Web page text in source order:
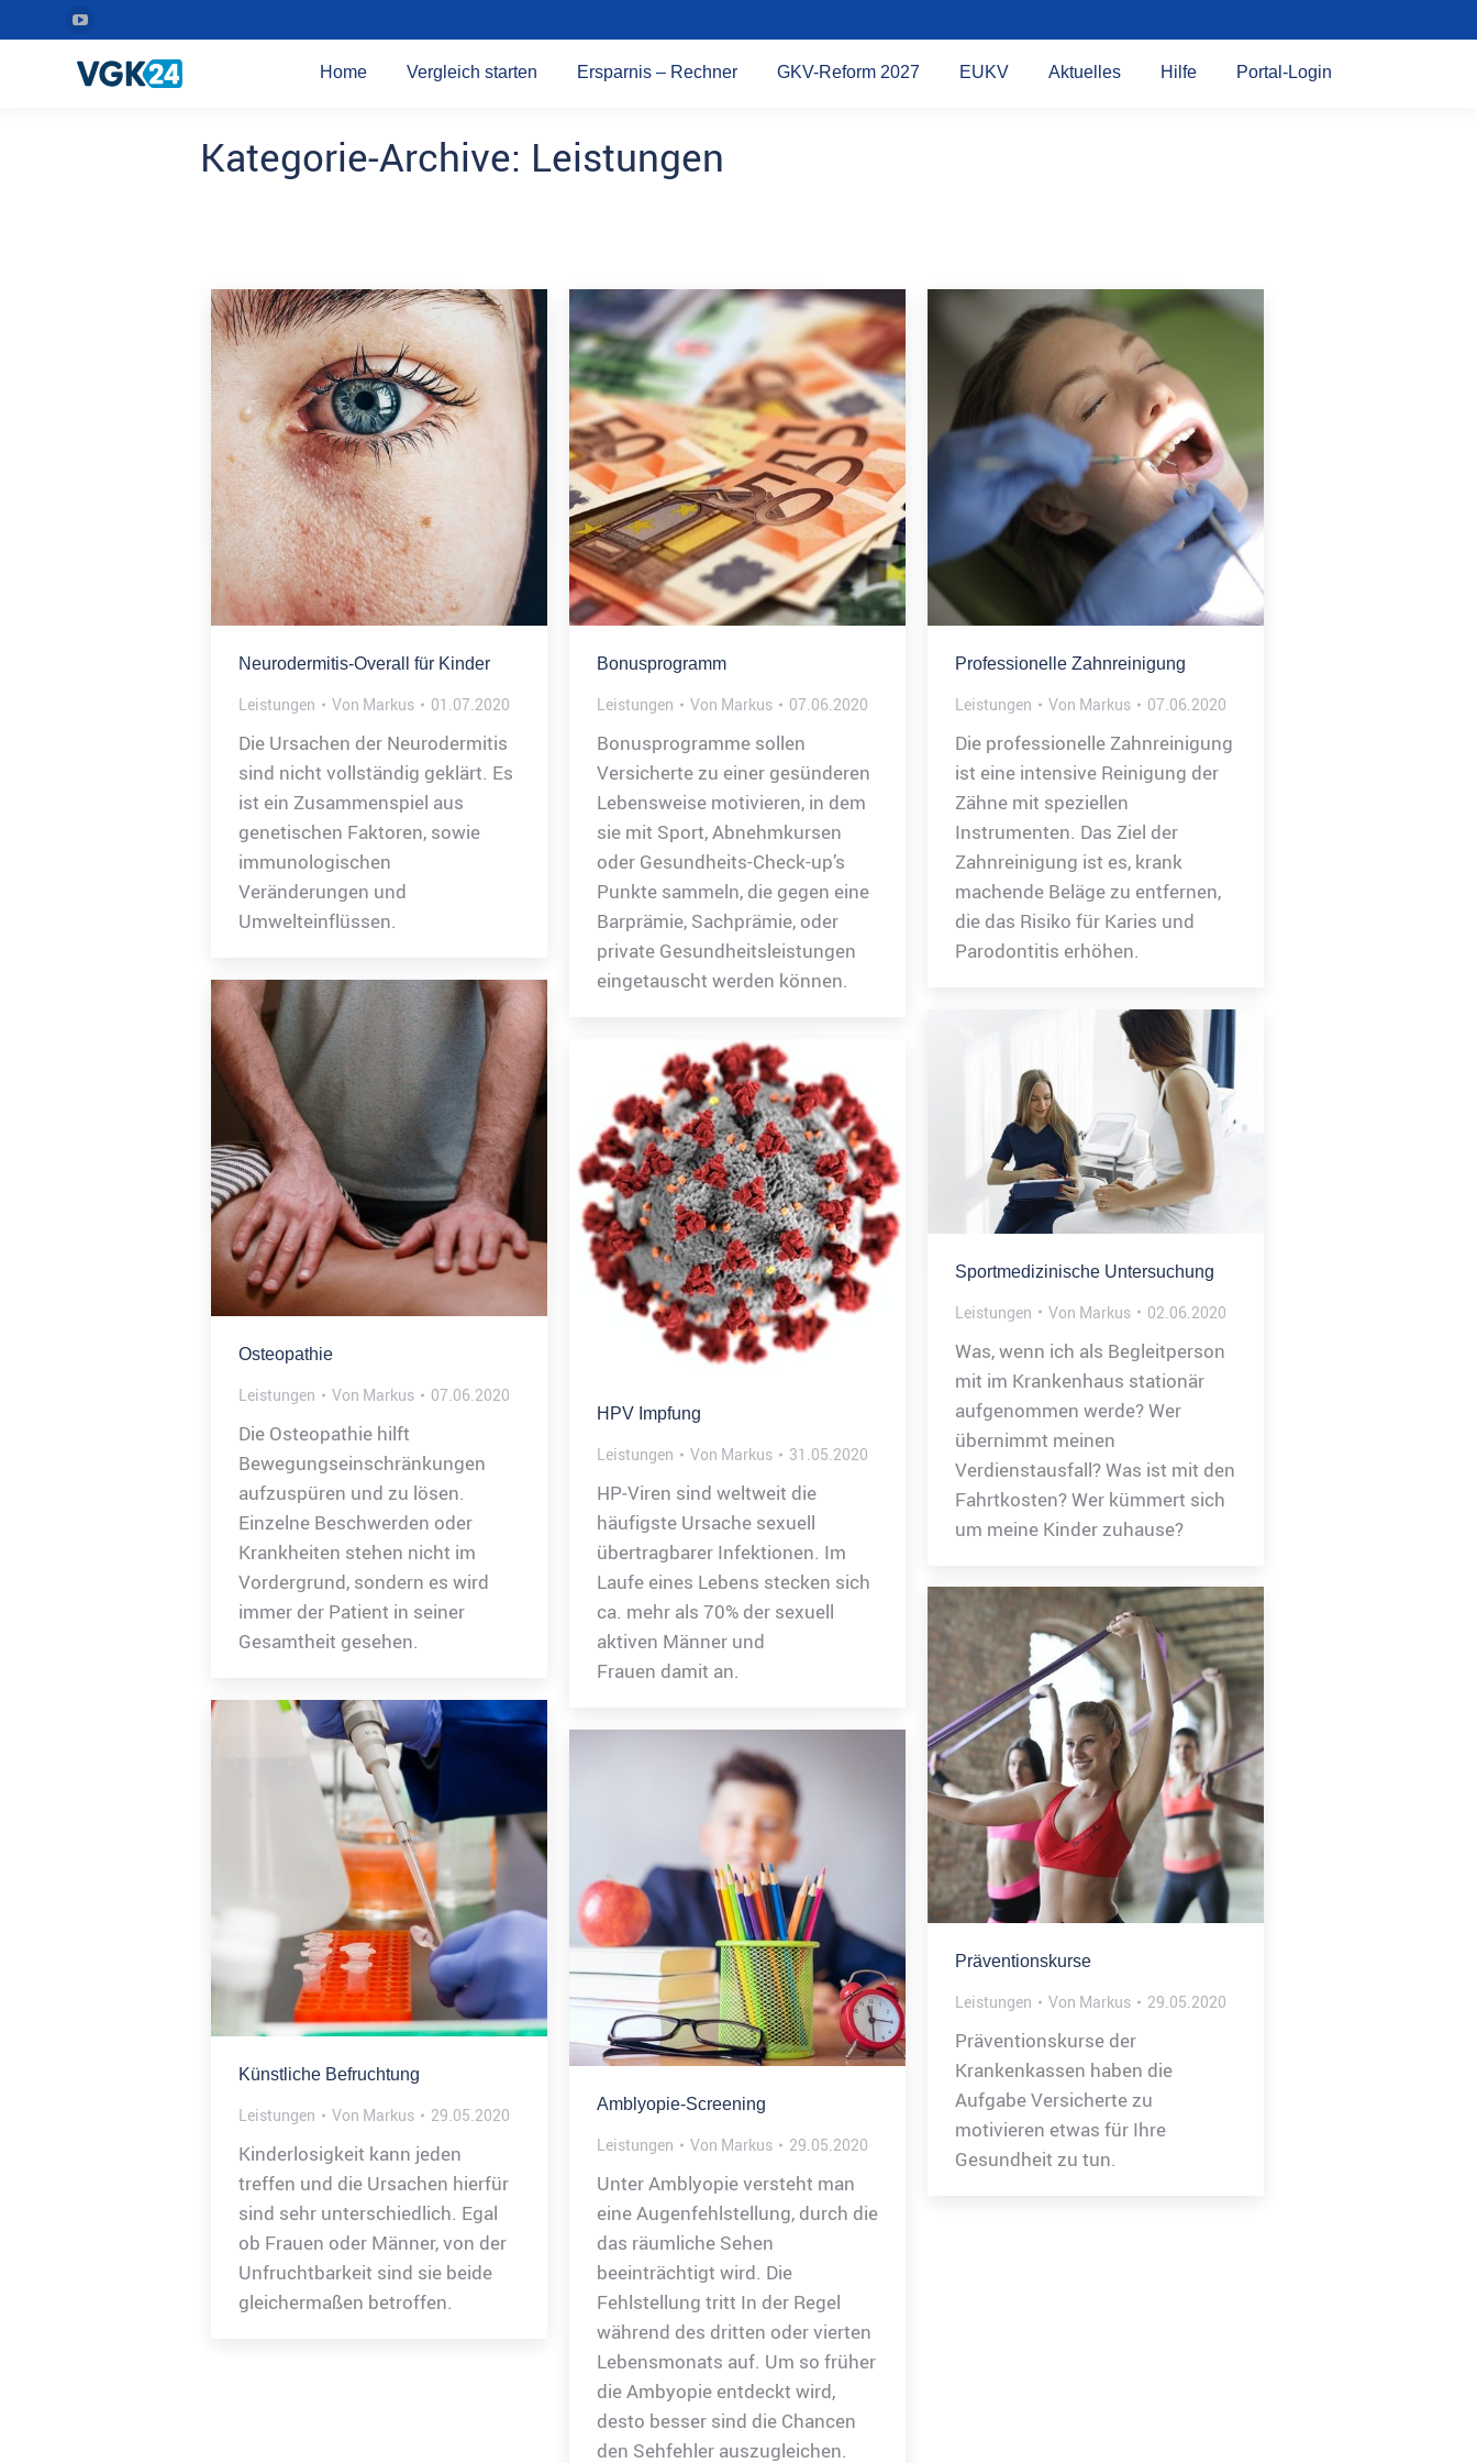
YouTube
Seite
wird
Home Vergleich starten Ersparnis – Rechner GKV-Reform 2027 EUKV Aktuelles Hilfe Portal-Login
Kategorie-Archive: Leistungen
Neurodermitis-Overall für Kinder
Leistungen Von Markus 01.07.2020
Die Ursachen der Neurodermitis
sind nicht vollständig geklärt. Es
ist ein Zusammenspiel aus
genetischen Faktoren, sowie
immunologischen
Veränderungen und
Umwelteinflüssen.
Bonusprogramm
Leistungen Von Markus 07.06.2020
Bonusprogramme sollen
Versicherte zu einer gesünderen
Lebensweise motivieren, in dem
sie mit Sport, Abnehmkursen
oder Gesundheits-Check-up’s
Punkte sammeln, die gegen eine
Barprämie, Sachprämie, oder
private Gesundheitsleistungen
eingetauscht werden können.
Professionelle Zahnreinigung
Leistungen Von Markus 07.06.2020
Die professionelle Zahnreinigung
ist eine intensive Reinigung der
Zähne mit speziellen
Instrumenten. Das Ziel der
Zahnreinigung ist es, krank
machende Beläge zu entfernen,
die das Risiko für Karies und
Parodontitis erhöhen.
Osteopathie
Leistungen Von Markus 07.06.2020
Die Osteopathie hilft
Bewegungseinschränkungen
aufzuspüren und zu lösen.
Einzelne Beschwerden oder
Krankheiten stehen nicht im
Vordergrund, sondern es wird
immer der Patient in seiner
Gesamtheit gesehen.
Sportmedizinische Untersuchung
Leistungen Von Markus 02.06.2020
Was, wenn ich als Begleitperson
mit im Krankenhaus stationär
aufgenommen werde? Wer
übernimmt meinen
Verdienstausfall? Was ist mit den
Fahrtkosten? Wer kümmert sich
um meine Kinder zuhause?
HPV Impfung
Leistungen Von Markus 31.05.2020
HP‑Viren sind weltweit die
häufigste Ursache sexuell
übertragbarer Infektionen. Im
Laufe eines Lebens stecken sich
ca. mehr als 70% der sexuell
aktiven Männer und
Frauen damit an.
Präventionskurse
Leistungen Von Markus 29.05.2020
Präventionskurse der
Krankenkassen haben die
Aufgabe Versicherte zu
motivieren etwas für Ihre
Gesundheit zu tun.
Künstliche Befruchtung
Leistungen Von Markus 29.05.2020
Kinderlosigkeit kann jeden
treffen und die Ursachen hierfür
sind sehr unterschiedlich. Egal
ob Frauen oder Männer, von der
Unfruchtbarkeit sind sie beide
gleichermaßen betroffen.
Amblyopie-Screening
Leistungen Von Markus 29.05.2020
Unter Amblyopie versteht man
eine Augenfehlstellung, durch die
das räumliche Sehen
beeinträchtigt wird. Die
Fehlstellung tritt In der Regel
während des dritten oder vierten
Lebensmonats auf. Um so früher
die Ambyopie entdeckt wird,
desto besser sind die Chancen
den Sehfehler auszugleichen.